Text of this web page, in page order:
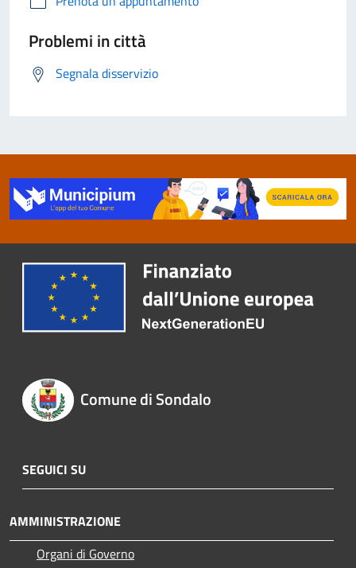
Problemi in città
Segnala disservizio
Comune di Sondalo
SEGUICI SU
AMMINISTRAZIONE
Organi di Governo